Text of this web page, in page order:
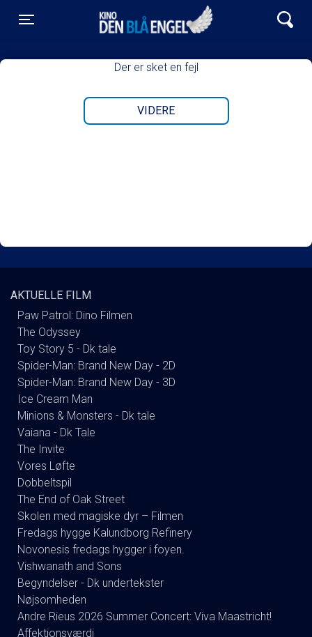
Toggle navigation
Kino Den Blå Engel
Der er sket en fejl
VIDERE
AKTUELLE FILM
Paw Patrol: Dino Filmen
The Odyssey
Toy Story 5 - Dk tale
Spider-Man: Brand New Day - 2D
Spider-Man: Brand New Day - 3D
Ice Cream Man
Minions & Monsters - Dk tale
Vaiana - Dk Tale
The Invite
Vores Løfte
Dobbeltspil
The End of Oak Street
Skolen med magiske dyr – Filmen
Fredags hygge Kalundborg Refinery
Novonesis fredags hygger i foyen.
Vishwanath and Sons
Begyndelser - Dk undertekster
Nøjsomheden
Andre Rieus 2026 Summer Concert: Viva Maastricht!
Affektionsværdi